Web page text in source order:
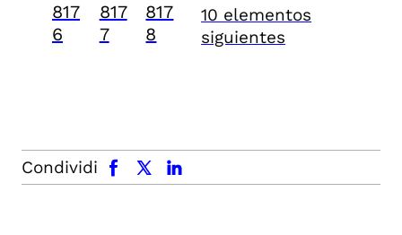
817
6
817
7
817
8
10 elementos
siguientes
Condividi
facebook x.com linkedin